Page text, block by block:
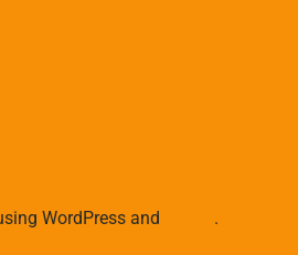
WordPress and .